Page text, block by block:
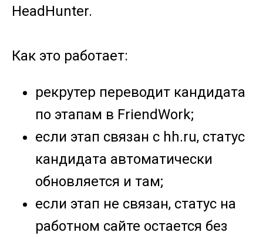
HeadHunter.
Как это работает:
рекрутер переводит кандидата
по этапам в FriendWork;
если этап связан с hh.ru, статус
кандидата автоматически
обновляется и там;
если этап не связан, статус на
работном сайте остается без